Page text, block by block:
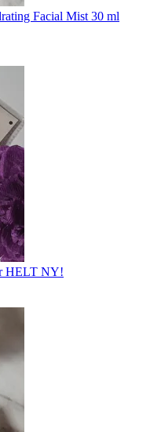
Facial Mist 30 ml
HELT NY!